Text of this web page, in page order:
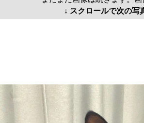
↓ スクロールで次の写